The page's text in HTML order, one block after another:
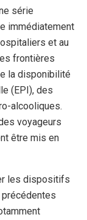
série
immédiatement
et au
frontières
la disponibilité
(EPI), des
alcooliques.
voyageurs
être mis en
les dispositifs